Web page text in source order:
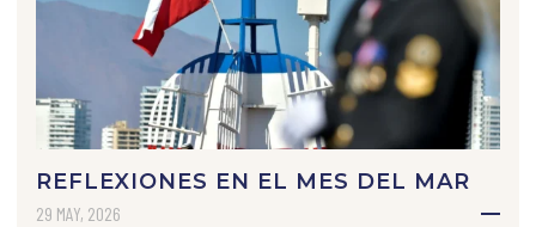
REFLEXIONES EN EL MES DEL MAR
29 MAY, 2026